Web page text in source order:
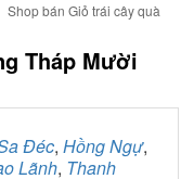
Shop bán Giỏ trái cây quà
Tháp Mười
Đéc, Hồng Ngự,
Lãnh, Thanh